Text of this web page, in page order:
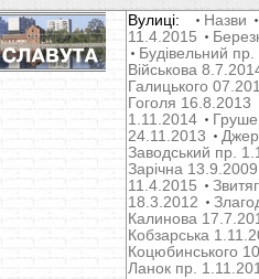
Вулиці:
Назви
11.4.2015
Будівельний
Військова
Галицького
Гоголя 16.8.2013
1.11.2014
24.11.2013
Заводський пр.
Зарічна 13.9.2009
11.4.2015
18.3.2012
Калинова
Кобзарська
Коцюбинського
Ланок пр.